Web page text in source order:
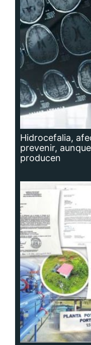
Hidrocefalia,
prevenir,
producen